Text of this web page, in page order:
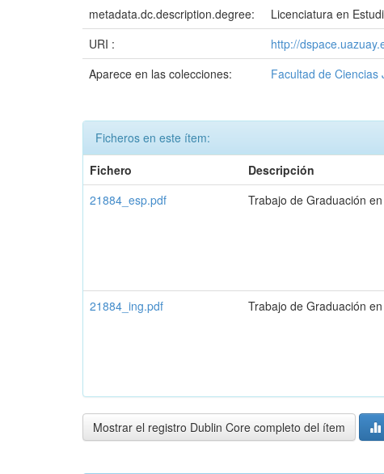
metadata.dc.description.degree:
Licenciatura en
URI :
http://
Aparece en las colecciones:
Facultad de Ciencias
Ficheros en este ítem:
Fichero
Descripción
21884_esp.pdf
Trabajo de Graduación
21884_ing.pdf Trabajo de Graduación
Mostrar el registro Dublin Core completo del ítem